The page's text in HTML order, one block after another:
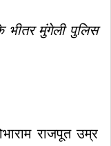
भीतर मुंगेली पुलिस
राजपूत उम्र